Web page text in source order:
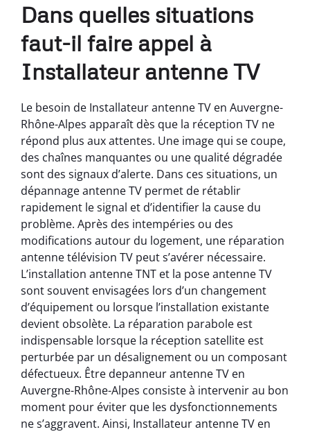
Dans quelles situations
faut-il faire appel à
Installateur antenne TV
Le besoin de Installateur antenne TV en Auvergne-
Rhône-Alpes apparaît dès que la réception TV ne
répond plus aux attentes. Une image qui se coupe,
des chaînes manquantes ou une qualité dégradée
sont des signaux d’alerte. Dans ces situations, un
dépannage antenne TV permet de rétablir
rapidement le signal et d’identifier la cause du
problème. Après des intempéries ou des
modifications autour du logement, une réparation
antenne télévision TV peut s’avérer nécessaire.
L’installation antenne TNT et la pose antenne TV
sont souvent envisagées lors d’un changement
d’équipement ou lorsque l’installation existante
devient obsolète. La réparation parabole est
indispensable lorsque la réception satellite est
perturbée par un désalignement ou un composant
défectueux. Être depanneur antenne TV en
Auvergne-Rhône-Alpes consiste à intervenir au bon
moment pour éviter que les dysfonctionnements
ne s’aggravent. Ainsi, Installateur antenne TV en